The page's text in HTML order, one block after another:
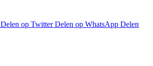
Delen op Twitter Delen op WhatsApp Delen